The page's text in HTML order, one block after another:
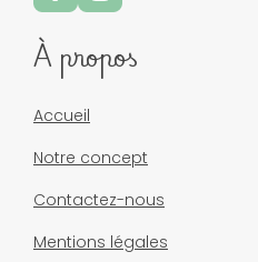
À propos
Accueil
Notre concept
Contactez-nous
Mentions légales